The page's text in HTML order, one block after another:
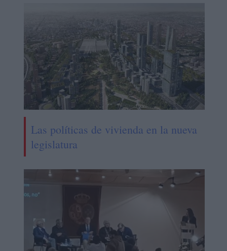
Las políticas de vivienda en la nueva
legislatura